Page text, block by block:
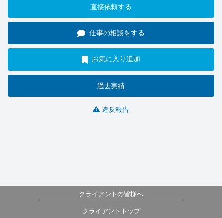
直接依頼する
仕事の相談をする
お気に入り追加
過去実績
違反報告
クライアントの皆様へ
クライアントトップ